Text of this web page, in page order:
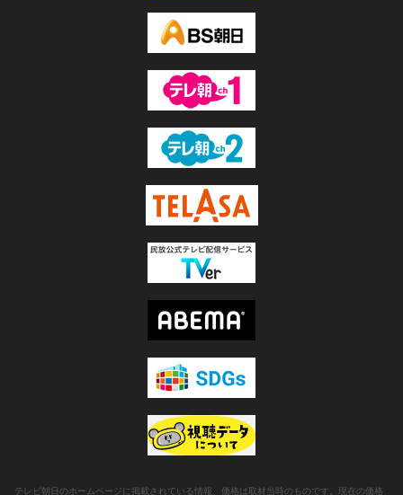
テレビ朝日のホームページに掲載されている情報、価格は取材当時のものです。現在の価格